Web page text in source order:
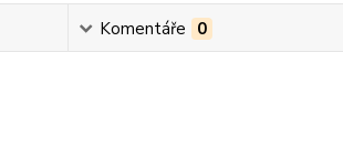
Komentáře 0